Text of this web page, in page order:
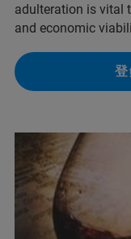
adulteration is vital
and economic